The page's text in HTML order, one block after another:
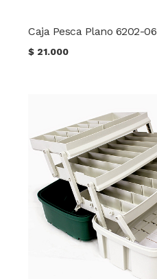
Caja Pesca Plano 6202-06
$ 21.000